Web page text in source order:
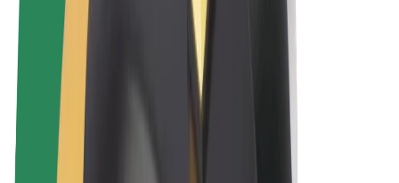
Proizvodi
Vožnje
Romobili
Bolt Market
Bolt Food